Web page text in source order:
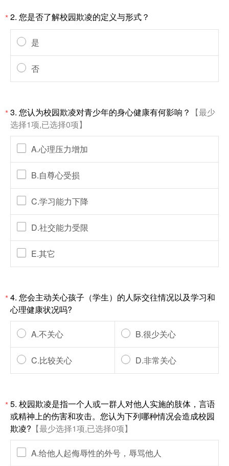
*2. 您是否了解校园欺凌的定义与形式？
是
否
*3. 您认为校园欺凌对青少年的身心健康有何影响？
【最少
选择1项,已选择0项】
A.心理压力增加
B.自尊心受损
C.学习能力下降
D.社交能力受限
E.其它
*4. 您会主动关心孩子（学生）的人际交往情况以及学习和
心理健康状况吗?
A.不关心 B.很少关心
C.比较关心 D.非常关心
*5. 校园欺凌是指一个人或一群人对他人实施的肢体，言语
或精神上的伤害和攻击。您认为下列哪种情况会造成校园
欺凌? 【最少选择1项,已选择0项】
A.给他人起侮辱性的外号，辱骂他人